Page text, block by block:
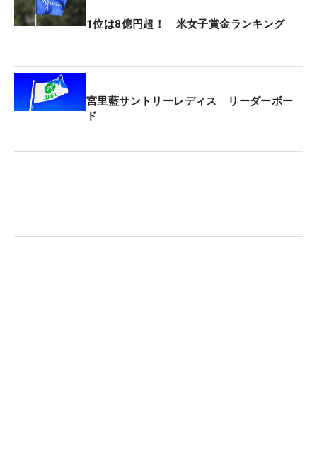
1位は8億円超！ 米女子賞金ランキング
宮里藍サントリーレディス リーダーボー
ド